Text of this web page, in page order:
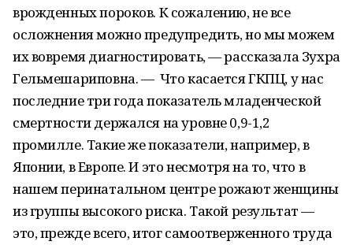
врожденных пороков. К сожалению, не все
осложнения можно предупредить, но мы можем
их вовремя диагностировать, — рассказала Зухра
Гельмешариповна. — Что касается ГКПЦ, у нас
последние три года показатель младенческой
смертности держался на уровне 0,9-1,2
промилле. Такие же показатели, например, в
Японии, в Европе. И это несмотря на то, что в
нашем перинатальном центре рожают женщины
из группы высокого риска. Такой результат —
это, прежде всего, итог самоотверженного труда